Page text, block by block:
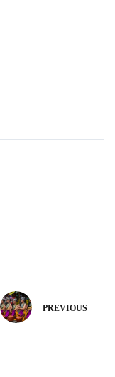
PREVIOUS